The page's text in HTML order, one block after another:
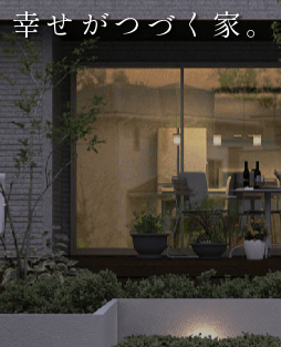
幸せがつづく家。